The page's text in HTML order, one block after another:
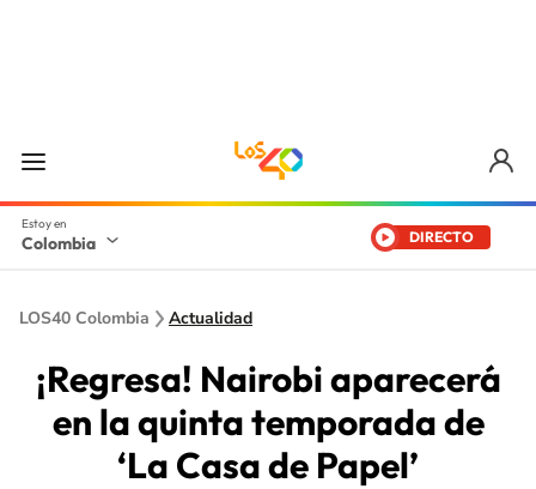
Colombia DIRECTO
LOS40 Colombia Actualidad
¡Regresa! Nairobi aparecerá
en la quinta temporada de
‘La Casa de Papel’